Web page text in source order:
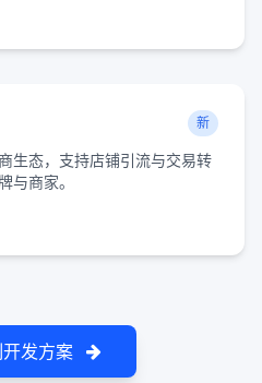
新
生态，支持店铺引流与交易转
与商家。
发方案